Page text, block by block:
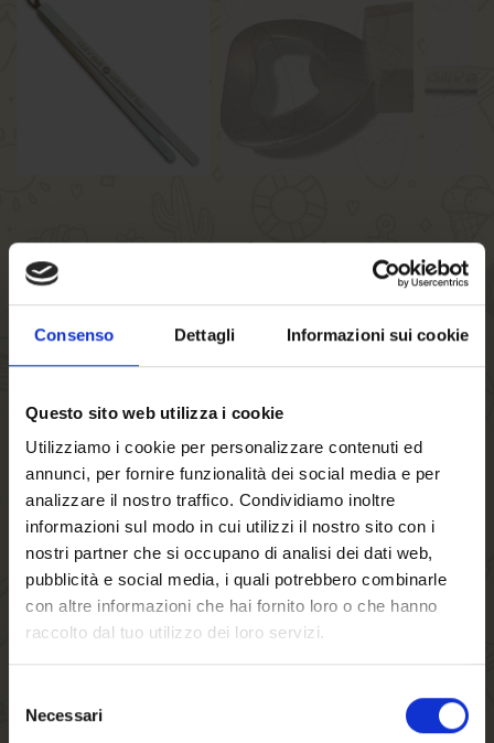
Consenso Dettagli Informazioni sui cookie
Questo sito web utilizza i cookie
Utilizziamo i cookie per personalizzare contenuti ed
annunci, per fornire funzionalità dei social media e per
analizzare il nostro traffico. Condividiamo inoltre
informazioni sul modo in cui utilizzi il nostro sito con i
nostri partner che si occupano di analisi dei dati web,
pubblicità e social media, i quali potrebbero combinarle
con altre informazioni che hai fornito loro o che hanno
raccolto dal tuo utilizzo dei loro servizi.
delNecessari
Pinze per barbecue
FORST legno 35 cm
Pinza per barbecue in legno con logo FORST stampato e
apribottiglie in metallo integrato
Lunghezza: 35 cm
(Nel prezzo indicato sono escluse le spese di spedizione)
*Nel prezzo indicato sono escluse le spese di spedizione.
CONSEGNA GRATUITA per importi superiori a 80€